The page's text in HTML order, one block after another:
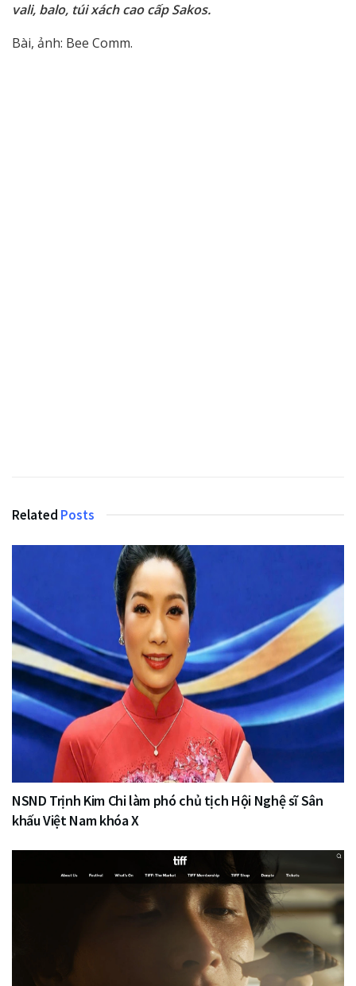
vali, balo, túi xách cao cấp Sakos.
Bài, ảnh: Bee Comm.
Related Posts
NSND Trịnh Kim Chi làm phó chủ tịch Hội Nghệ sĩ Sân
khấu Việt Nam khóa X